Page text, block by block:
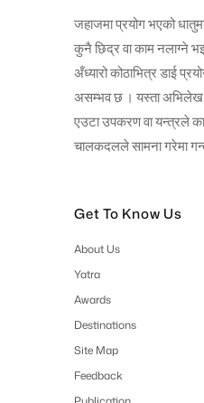
जहाजमा प्रयोग भएको
कुनै छिद्र वा काम नलाग्ने
अँध्यारो कोठाभित्र डाई
असम्भव छ । यस्ता अभिलेख
एउटा उपकरण वा यन्त्रले
चालकदलले सामना गरेमा
Get To Know Us
About Us
Yatra
Awards
Destinations
Site Map
Feedback